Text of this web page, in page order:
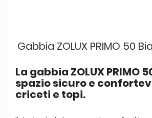
Gabbia ZOLUX PRIMO 50
La gabbia ZOLUX PRIMO
spazio sicuro e
criceti e topi.